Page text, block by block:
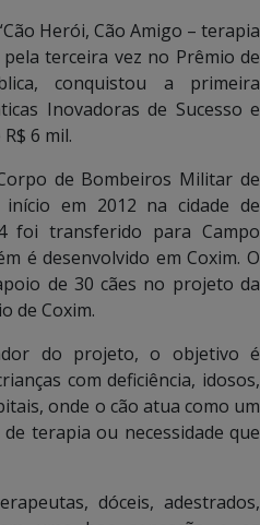
Herói, Cão Amigo – terapia
terceira vez no Prêmio de
conquistou a primeira
Inovadoras de Sucesso e
6 mil.
de Bombeiros Militar de
em 2012 na cidade de
foi transferido para Campo
é desenvolvido em Coxim. O
de 30 cães no projeto da
de Coxim.
do projeto, o objetivo é
com deficiência, idosos,
onde o cão atua como um
terapia ou necessidade que
dóceis, adestrados,